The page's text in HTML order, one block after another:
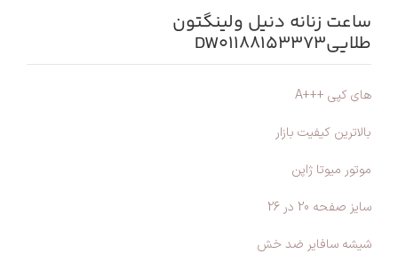
ساعت زنانه دنیل ولینگتون
طلاییDW01188153373
های کپی +++A
بالاترین کیفیت بازار
موتور میوتا ژاپن
سایز صفحه 20 در 26
شیشه سافایر ضد خش